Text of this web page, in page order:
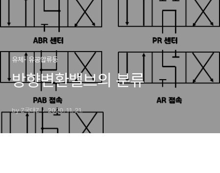
유체- 유공압류등
방향변환밸브의 분류
by Z국대Z 2020. 11. 21.